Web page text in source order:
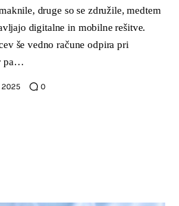
druge so se združile, medtem
digitalne in mobilne rešitve.
še vedno račune odpira pri
pa…
2025 0